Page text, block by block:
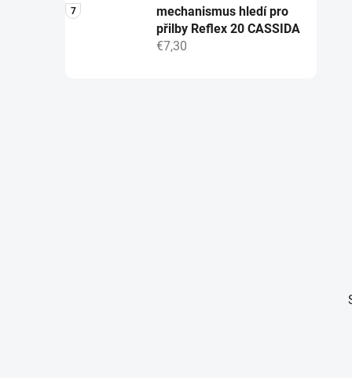
mechanismus hledí pro
přilby Reflex 20 CASSIDA
€7,30